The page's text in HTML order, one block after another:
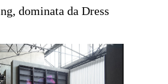
dominata da Dress